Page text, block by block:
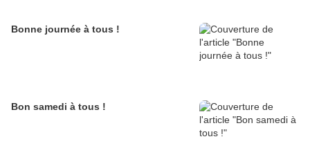
Bonne journée à tous !
Bon samedi à tous !